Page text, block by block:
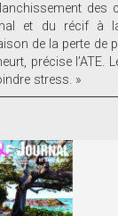
des
et du récif à
de la perte de
précise
stress. »